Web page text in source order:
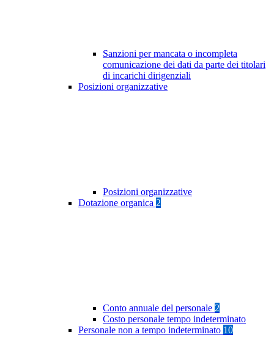
Sanzioni per mancata o incompleta
comunicazione dei dati da parte dei titolari
di incarichi dirigenziali
Posizioni organizzative
Posizioni organizzative
Dotazione organica 2
Conto annuale del personale 2
Costo personale tempo indeterminato
Personale non a tempo indeterminato 10